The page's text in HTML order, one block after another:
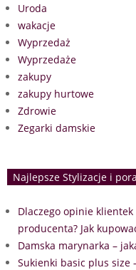
Uroda
wakacje
Wyprzedaż
Wyprzedaże
zakupy
zakupy hurtowe
Zdrowie
Zegarki damskie
Najlepsze Stylizacje i
Dlaczego opinie
producenta? Jak
Damska marynarka –
Sukienki basic plus size